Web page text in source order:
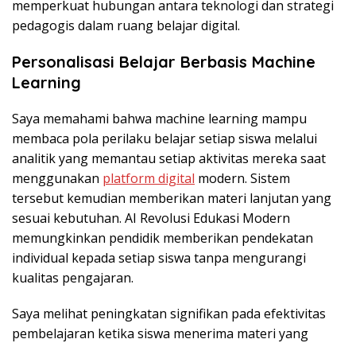
memperkuat hubungan antara teknologi dan strategi
pedagogis dalam ruang belajar digital.
Personalisasi Belajar Berbasis Machine
Learning
Saya memahami bahwa machine learning mampu
membaca pola perilaku belajar setiap siswa melalui
analitik yang memantau setiap aktivitas mereka saat
menggunakan platform digital modern. Sistem
tersebut kemudian memberikan materi lanjutan yang
sesuai kebutuhan. AI Revolusi Edukasi Modern
memungkinkan pendidik memberikan pendekatan
individual kepada setiap siswa tanpa mengurangi
kualitas pengajaran.
Saya melihat peningkatan signifikan pada efektivitas
pembelajaran ketika siswa menerima materi yang